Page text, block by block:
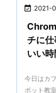
 2021-
チに仕
いい時
今日はカ
ボット教